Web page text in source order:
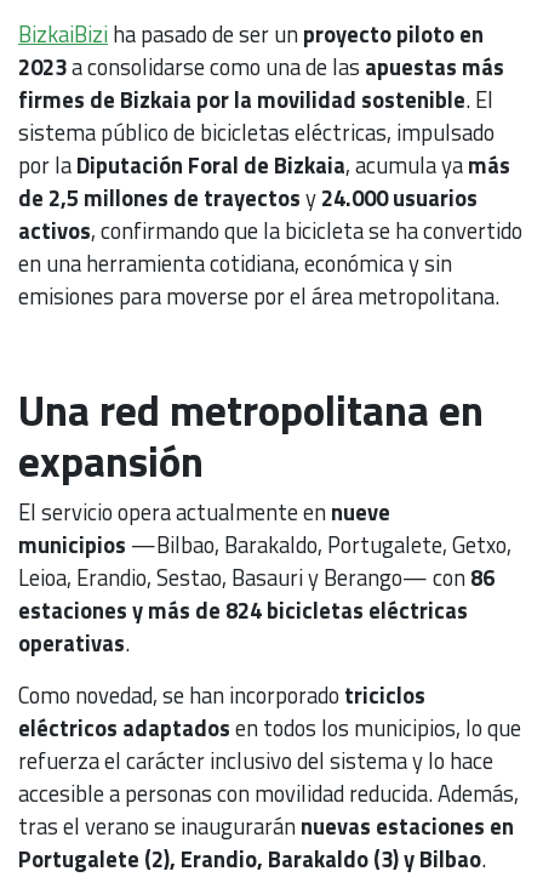
BizkaiBiziha pasado de ser unproyecto piloto en
2023a consolidarse como una de las apuestas más
firmes de Bizkaia por la movilidad sostenible. El
sistema público de bicicletas eléctricas, impulsado
por laDiputación Foral de Bizkaia, acumula yamás
de 2,5 millones de trayectosy24.000 usuarios
activos, confirmando que la bicicleta se ha convertido
en una herramienta cotidiana, económica y sin
emisiones para moverse por el área metropolitana.
Una red metropolitana en
expansión
El servicio opera actualmente ennueve
municipios —Bilbao, Barakaldo, Portugalete, Getxo,
Leioa, Erandio, Sestao, Basauri y Berango— con86
estaciones y más de 824 bicicletas eléctricas
operativas.
Como novedad, se han incorporado triciclos
eléctricos adaptadosen todos los municipios, lo que
refuerza el carácter inclusivo del sistema y lo hace
accesible a personas con movilidad reducida. Además,
tras el verano se inauguraránnuevas estaciones en
Portugalete (2), Erandio, Barakaldo (3) y Bilbao.